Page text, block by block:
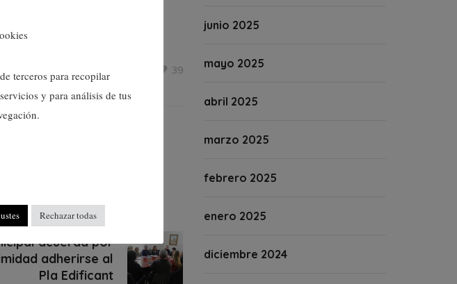
39
El Consell Escolar
acuerda por
adherirse al
Pla Edificant
junio 2025
mayo 2025
abril 2025
marzo 2025
febrero 2025
enero 2025
diciembre 2024
terceros para recopilar
y para análisis de tus
Rechazar todas